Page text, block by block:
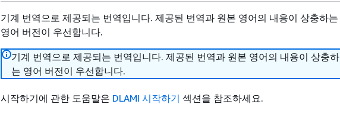
기계 번역으로 제공되는 번역입니다. 제공된 번역과 원본 영어의 내용이 상충하
영어 버전이 우선합니다.
기계 번역으로 제공되는 번역입니다. 제공된 번역과 원본 영어의 내용이 상충
는 영어 버전이 우선합니다.
시작하기에 관한 도움말은 DLAMI 시작하기 섹션을 참조하세요.